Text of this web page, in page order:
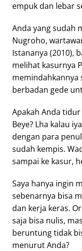
empuk dan lebar
Anda yang sudah
Nugroho,
Istananya (2010),
melihat kasurnya
berbadan gede
Apakah Anda
Beye? Lha kalau
dengan para
sudah kempis.
sampai ke kasur,
Saya hanya ingin
sebenarnya bisa
dan kerja keras.
saja bisa nulis,
beruntung tidak
menurut Anda?